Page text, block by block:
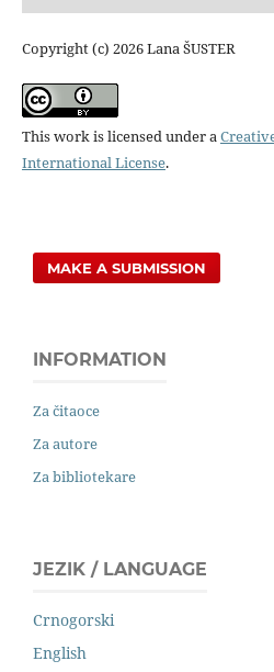
Copyright (c) 2026 Lana ŠUSTER
This work is licensed under a
International License.
MAKE A SUBMISSION
INFORMATION
Za čitaoce
Za autore
Za bibliotekare
JEZIK / LANGUAGE
Crnogorski
English